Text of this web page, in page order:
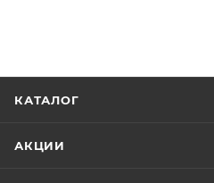
КАТАЛОГ
АКЦИИ